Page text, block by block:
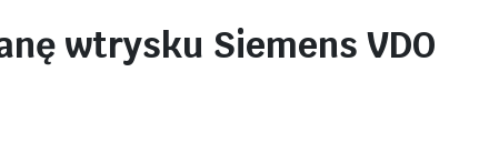
wtrysku Siemens VDO